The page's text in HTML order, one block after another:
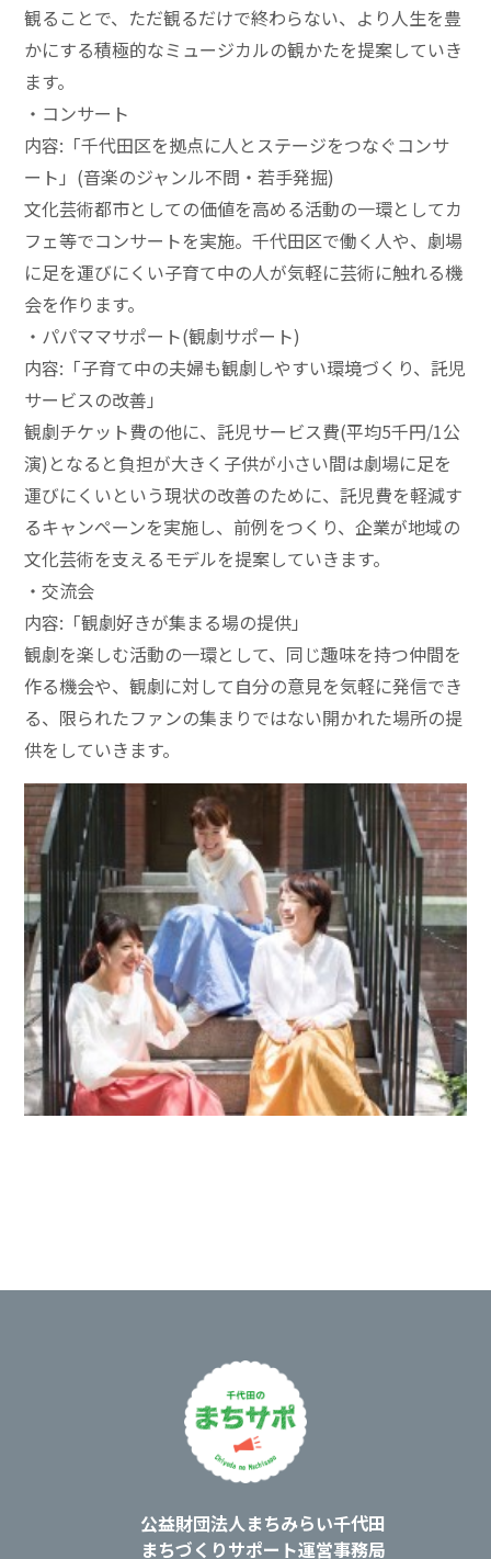
観ることで、ただ観るだけで終わらない、より人生を豊
かにする積極的なミュージカルの観かたを提案していき
ます。
・コンサート
内容:「千代田区を拠点に人とステージをつなぐコンサ
ート」(音楽のジャンル不問・若手発掘)
文化芸術都市としての価値を高める活動の一環としてカ
フェ等でコンサートを実施。千代田区で働く人や、劇場
に足を運びにくい子育て中の人が気軽に芸術に触れる機
会を作ります。
・パパママサポート(観劇サポート)
内容:「子育て中の夫婦も観劇しやすい環境づくり、託児
サービスの改善」
観劇チケット費の他に、託児サービス費(平均5千円/1公
演)となると負担が大きく子供が小さい間は劇場に足を
運びにくいという現状の改善のために、託児費を軽減す
るキャンペーンを実施し、前例をつくり、企業が地域の
文化芸術を支えるモデルを提案していきます。
・交流会
内容:「観劇好きが集まる場の提供」
観劇を楽しむ活動の一環として、同じ趣味を持つ仲間を
作る機会や、観劇に対して自分の意見を気軽に発信でき
る、限られたファンの集まりではない開かれた場所の提
供をしていきます。
運営：
公益財団法人まちみらい千代田
まちづくりサポート運営事務局